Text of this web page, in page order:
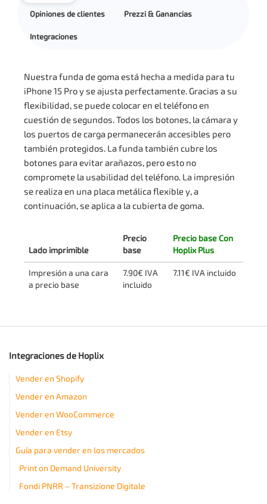
Opiniones de clientes Prezzi & Ganancias
Integraciones
Nuestra funda de goma está hecha a medida para tu
iPhone 15 Pro y se ajusta perfectamente. Gracias a su
flexibilidad, se puede colocar en el teléfono en
cuestión de segundos. Todos los botones, la cámara y
los puertos de carga permanecerán accesibles pero
también protegidos. La funda también cubre los
botones para evitar arañazos, pero esto no
compromete la usabilidad del teléfono. La impresión
se realiza en una placa metálica flexible y, a
continuación, se aplica a la cubierta de goma.
Lado imprimible
Precio
base
Precio base Con
Hoplix Plus
Impresión a una cara
a precio base
7.90€ IVA
incluido
7.11€ IVA incluido
Integraciones de Hoplix
Vender en Shopify
Vender en Amazon
Vender en WooCommerce
Vender en Etsy
Guía para vender en los mercados
Print on Demand University
Fondi PNRR – Transizione Digitale